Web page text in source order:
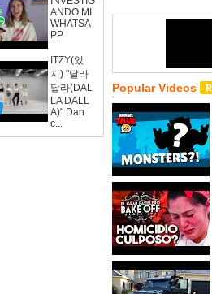
ANDO MI
WHATSA
PP
ITZY(있
지) "달라
달라(DAL
LA DALL
A)" Dan
c...
Popular Videos